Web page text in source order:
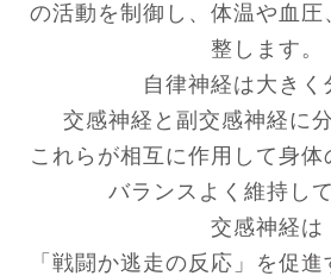
の活動を制御し、体温や血圧
整します。
自律神経は大きく
交感神経と副交感神経に
これらが相互に作用して身体
バランスよく維持し
交感神経は
「戦闘か逃走の反応」を促進